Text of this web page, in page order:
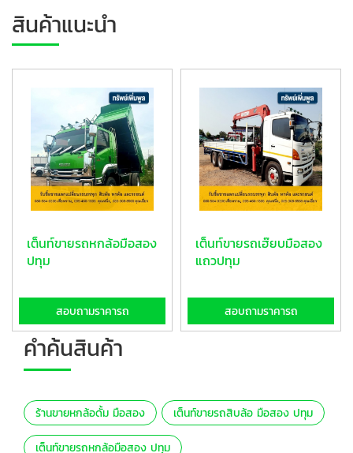
สินค้าแนะนำ
เต็นท์ขายรถหกล้อมือสอง
ปทุม
สอบถามราคารถ
เต็นท์ขายรถเฮ๊ยบมือสอง
แถวปทุม
สอบถามราคารถ
คำค้นสินค้า
ร้านขายหกล้อดั้ม มือสอง เต็นท์ขายรถสิบล้อ มือสอง ปทุม
เต็นท์ขายรถหกล้อมือสอง ปทุม